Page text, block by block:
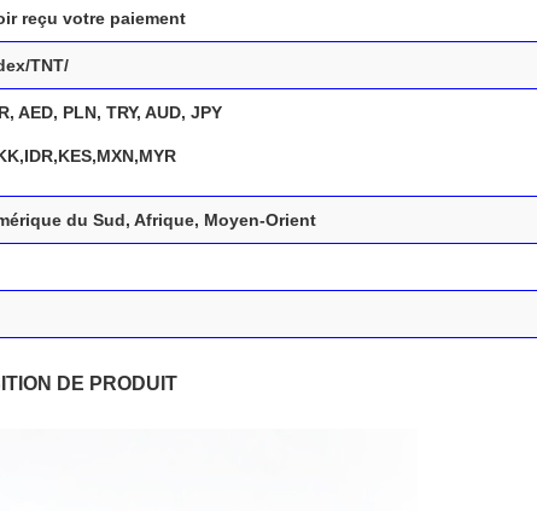
reçu votre paiement
TNT/
AED, PLN, TRY, AUD, JPY
du Sud, Afrique, Moyen-Orient
DE PRODUIT